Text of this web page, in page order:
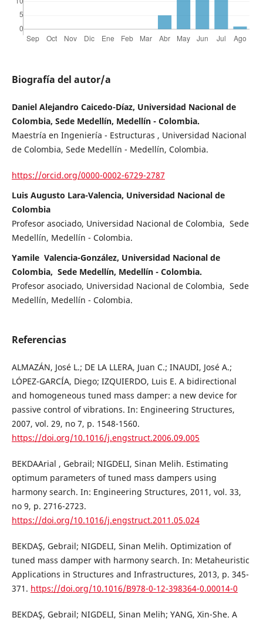
Biografía del autor/a
Daniel Alejandro Caicedo-Díaz, Universidad Nacional de
Colombia, Sede Medellín, Medellín - Colombia.
Maestría en Ingeniería - Estructuras , Universidad Nacional
de Colombia, Sede Medellín - Medellín, Colombia.
https://orcid.org/0000-0002-6729-2787
Luis Augusto Lara-Valencia, Universidad Nacional de
Colombia
Profesor asociado, Universidad Nacional de Colombia, Sede
Medellín, Medellín - Colombia.
Yamile Valencia-González, Universidad Nacional de
Colombia, Sede Medellín, Medellín - Colombia.
Profesor asociado, Universidad Nacional de Colombia, Sede
Medellín, Medellín - Colombia.
Referencias
ALMAZÁN, José L.; DE LA LLERA, Juan C.; INAUDI, José A.;
LÓPEZ-GARCÍA, Diego; IZQUIERDO, Luis E. A bidirectional
and homogeneous tuned mass damper: a new device for
passive control of vibrations. In: Engineering Structures,
2007, vol. 29, no 7, p. 1548-1560.
https://doi.org/10.1016/j.engstruct.2006.09.005
BEKDAArial , Gebrail; NIGDELI, Sinan Melih. Estimating
optimum parameters of tuned mass dampers using
harmony search. In: Engineering Structures, 2011, vol. 33,
no 9, p. 2716-2723.
https://doi.org/10.1016/j.engstruct.2011.05.024
BEKDAŞ, Gebrail; NIGDELI, Sinan Melih. Optimization of
tuned mass damper with harmony search. In: Metaheuristic
Applications in Structures and Infrastructures, 2013, p. 345-
371. https://doi.org/10.1016/B978-0-12-398364-0.00014-0
BEKDAŞ, Gebrail; NIGDELI, Sinan Melih; YANG, Xin-She. A